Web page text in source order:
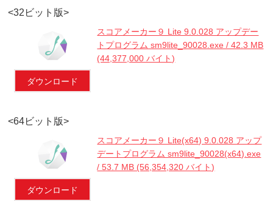
<32ビット版>
ダウンロード
スコアメーカー９ Lite 9.0.028 アップデー
トプログラム sm9lite_90028.exe / 42.3 MB
(44,377,000 バイト)
<64ビット版>
ダウンロード
スコアメーカー９ Lite(x64) 9.0.028 アップ
デートプログラム sm9lite_90028(x64).exe
/ 53.7 MB (56,354,320 バイト)